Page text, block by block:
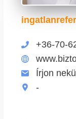
+36-70-
Írjon
-